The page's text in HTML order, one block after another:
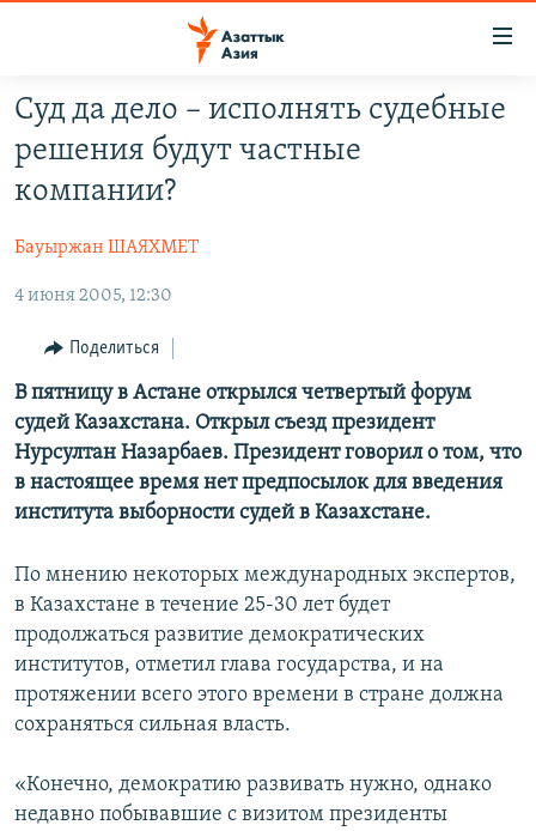
Вернуться
основному
содержанию
навигации
Вернутся
поиску
ЦЕНТРАЛЬНАЯ АЗИЯ
УЗБЕКИСТАН
ТАДЖИКИСТАН
НОВОСТИ
НА ДРУГИХ ЯЗЫКАХ
ҚАЗАҚША
КЫРГЫЗЧА
ЎЗБЕКЧА
ТОҶИКӢ
TÜRKMENÇE
Все сайты РСЕ/РС
Суд да дело – исполнять судебные
решения будут частные
компании?
Бауыржан ШАЯХМЕТ
4 июня 2005, 12:30
Поделиться
В пятницу в Астане открылся четвертый форум
судей Казахстана. Открыл съезд президент
Нурсултан Назарбаев. Президент говорил о том, что
в настоящее время нет предпосылок для введения
института выборности судей в Казахстане.
По мнению некоторых международных экспертов,
в Казахстане в течение 25-30 лет будет
продолжаться развитие демократических
институтов, отметил глава государства, и на
протяжении всего этого времени в стране должна
сохраняться сильная власть.
«Конечно, демократию развивать нужно, однако
недавно побывавшие с визитом президенты